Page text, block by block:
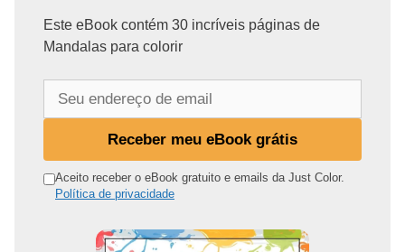
Este eBook contém 30 incríveis páginas de
Mandalas para colorir
n
Receber meu eBook grátis
Aceito receber o eBook gratuito e emails da Just Color.
Política de privacidade